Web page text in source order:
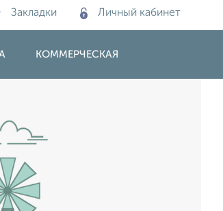
Закладки Личный кабинет
КОММЕРЧЕСКАЯ